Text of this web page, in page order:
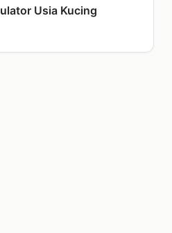
Usia Kucing